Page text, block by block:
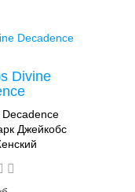
Divine
Джейкобс
и гламура